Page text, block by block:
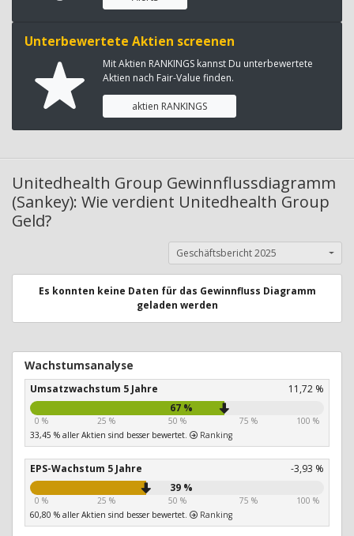
Unterbewertete Aktien screenen
Mit Aktien RANKINGS kannst Du unterbewertete
Aktien nach Fair-Value finden.
aktien RANKINGS
Unitedhealth Group Gewinnflussdiagramm
(Sankey): Wie verdient Unitedhealth Group
Geld?
Geschäftsbericht 2025
Es konnten keine Daten für das Gewinnfluss Diagramm
geladen werden
Wachstumsanalyse
Umsatzwachstum 5 Jahre
11,72 %
67 %
0 % 25 % 50 % 75 %
100 %
33,45 % aller Aktien sind besser bewertet.
Ranking
EPS-Wachstum 5 Jahre
-3,93 %
39 %
0 % 25 % 50 % 75 %
100 %
60,80 % aller Aktien sind besser bewertet.
Ranking